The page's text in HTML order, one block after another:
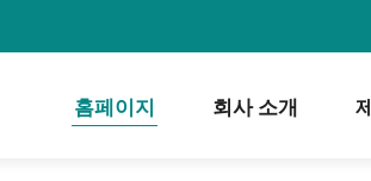
홈페이지 회사 소개